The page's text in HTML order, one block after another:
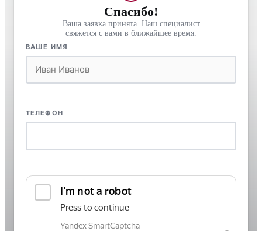
Спасибо!
Ваша заявка принята. Наш специалист
свяжется с вами в ближайшее время.
ВАШЕ ИМЯ
ТЕЛЕФОН